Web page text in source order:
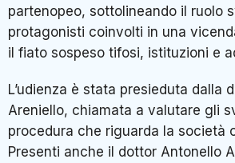
partenopeo, sottolineando il ruolo
protagonisti coinvolti in una
il fiato sospeso tifosi, istituzioni e
L’udienza è stata presieduta dalla
Areniello, chiamata a valutare gli
procedura che riguarda la società
Presenti anche il dottor Antonello